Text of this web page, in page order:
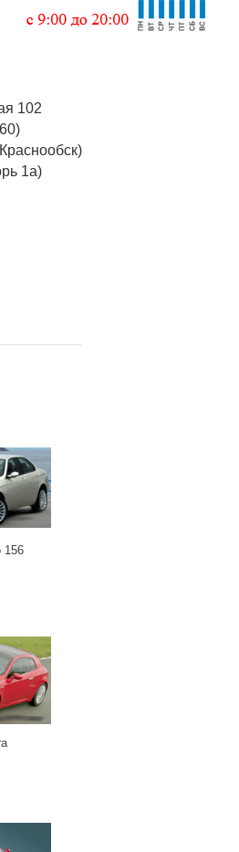
102
160)
зорь 1а)
156